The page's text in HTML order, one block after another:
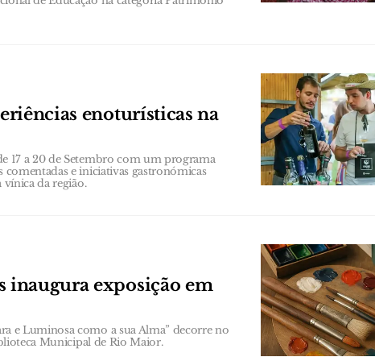
enoturísticas na
17 a 20 de Setembro com um programa
e iniciativas gastronómicas
da região.
inaugura exposição em
e Luminosa como a sua Alma” decorre no
Municipal de Rio Maior.